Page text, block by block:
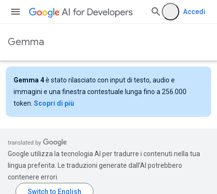
Accedi
Gemma
Gemma 4è stato rilasciato con input di testo, audio e
immagini e una finestra contestuale lunga fino a 256.000
token. Scopri di più
Google utilizza la tecnologia AI per tradurre i contenuti nella tua
lingua preferita. Le traduzioni generate dall'AI potrebbero
contenere errori.